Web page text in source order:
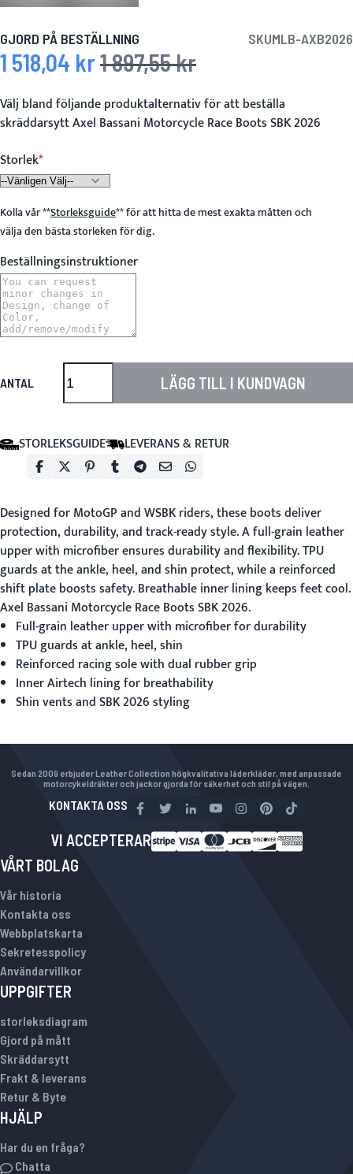
GJORD PÅ BESTÄLLNING SKUMLB-AXB2026
Specialpris
1 518,04 kr Ordinarie pris
1 897,55 kr
Välj bland följande produktalternativ för att beställa
skräddarsytt Axel Bassani Motorcycle Race Boots SBK 2026
Storlek
Kolla vår**Storleksguide**för att hitta de mest exakta måtten och
välja den bästa storleken för dig.
Beställningsinstruktioner
ANTAL LÄGG TILL I KUNDVAGN
STORLEKSGUIDE LEVERANS & RETUR
Designed for MotoGP and WSBK riders, these boots deliver
protection, durability, and track-ready style. A full-grain leather
upper with microfiber ensures durability and flexibility. TPU
guards at the ankle, heel, and shin protect, while a reinforced
shift plate boosts safety. Breathable inner lining keeps feet cool.
Axel Bassani Motorcycle Race Boots SBK 2026.
Full-grain leather upper with microfiber for durability
TPU guards at ankle, heel, shin
Reinforced racing sole with dual rubber grip
Inner Airtech lining for breathability
Shin vents and SBK 2026 styling
Sedan 2009 erbjuder Leather Collection högkvalitativa läderkläder, med anpassade
motorcykeldräkter och jackor gjorda för säkerhet och stil på vägen.
KONTAKTA OSS
VI ACCEPTERAR
VÅRT BOLAG
Vår historia
Kontakta oss
Webbplatskarta
Sekretesspolicy
Användarvillkor
UPPGIFTER
storleksdiagram
Gjord på mått
Skräddarsytt
Frakt & leverans
Retur & Byte
HJÄLP
Har du en fråga?
Chatta